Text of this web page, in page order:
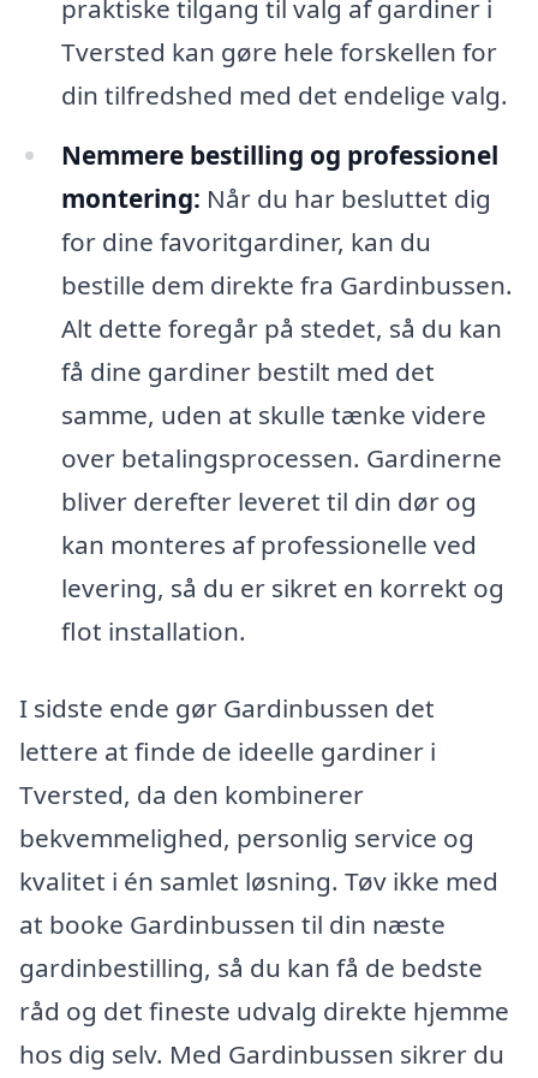
praktiske tilgang til valg af gardiner i
Tversted kan gøre hele forskellen for
din tilfredshed med det endelige valg.
Nemmere bestilling og professionel
montering: Når du har besluttet dig
for dine favoritgardiner, kan du
bestille dem direkte fra Gardinbussen.
Alt dette foregår på stedet, så du kan
få dine gardiner bestilt med det
samme, uden at skulle tænke videre
over betalingsprocessen. Gardinerne
bliver derefter leveret til din dør og
kan monteres af professionelle ved
levering, så du er sikret en korrekt og
flot installation.
I sidste ende gør Gardinbussen det
lettere at finde de ideelle gardiner i
Tversted, da den kombinerer
bekvemmelighed, personlig service og
kvalitet i én samlet løsning. Tøv ikke med
at booke Gardinbussen til din næste
gardinbestilling, så du kan få de bedste
råd og det fineste udvalg direkte hjemme
hos dig selv. Med Gardinbussen sikrer du